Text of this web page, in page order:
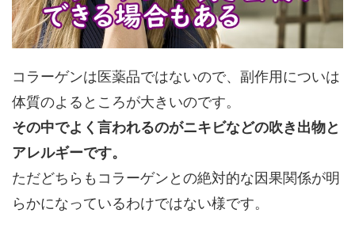
コラーゲンは医薬品ではないので、副作用についは
体質のよるところが大きいのです。
その中でよく言われるのがニキビなどの吹き出物と
アレルギーです。
ただどちらもコラーゲンとの絶対的な因果関係が明
らかになっているわけではない様です。